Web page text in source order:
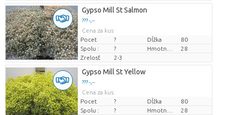
Gypso Mill St Salmon
??? -,--
Cena za kus
Pocet
? Dĺžka
80
Spolu :
?
28
Zrelosť
2-3
Gypso Mill St Yellow
??? -,--
Cena za kus
Pocet
? Dĺžka
80
Spolu :
?
28